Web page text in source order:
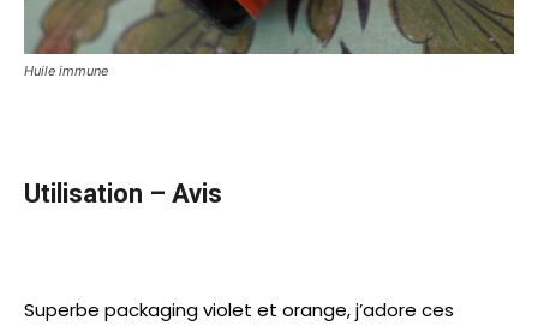
Huile immune
Utilisation – Avis
Superbe packaging violet et orange, j’adore ces